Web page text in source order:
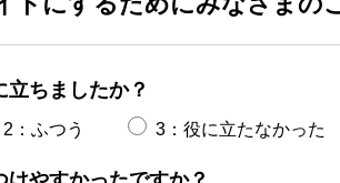
立ちましたか？
2：ふつう 3：役に立たなかった